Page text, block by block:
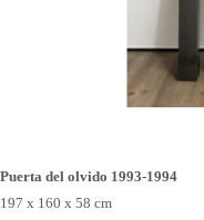
Puerta del olvido 1993-1994
197 x 160 x 58 cm